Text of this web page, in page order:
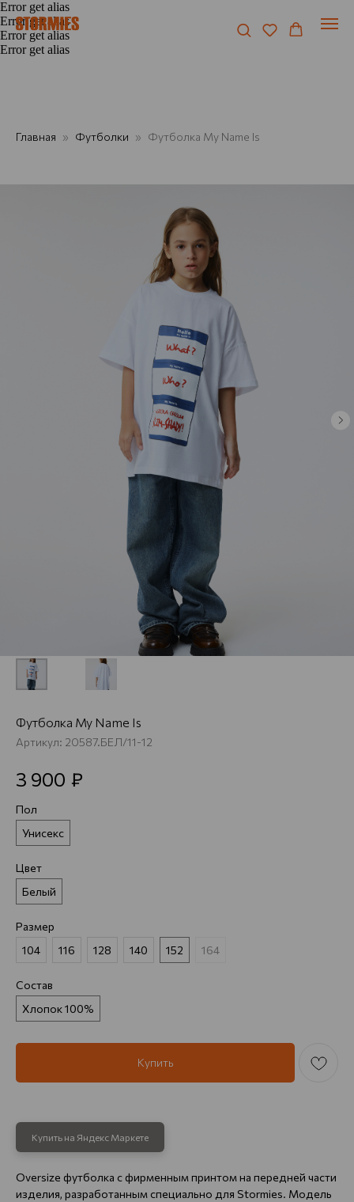
Error get alias
Error get alias
Error get alias
Error get alias
Главная Футболки Футболка My Name Is
Футболка My Name Is
Артикул: 20587.БЕЛ/11-12
3 900 ₽
Пол
Унисекс
Цвет
Белый
Размер
104
116 128 140 152 164
Состав
Хлопок 100%
Купить
Купить на Яндекс Маркете
Oversize футболка с фирменным принтом на передней части
изделия, разработанным специально для Stormies. Модель